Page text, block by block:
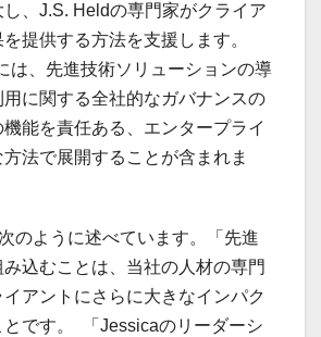
、J.S. Heldの専門家がクライア
提供する方法を支援します。
は、先進技術ソリューションの導
用に関する全社的なガバナンスの
能を責任ある、エンタープライ
法で展開することが含まれま
のように述べています。「先進
込むことは、当社の人材の専門
アントにさらに大きなインパク
とです。 「Jessicaのリーダーシ